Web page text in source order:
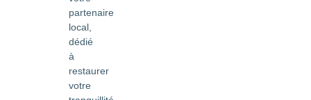
partenaire
local,
dédié
à
restaurer
votre